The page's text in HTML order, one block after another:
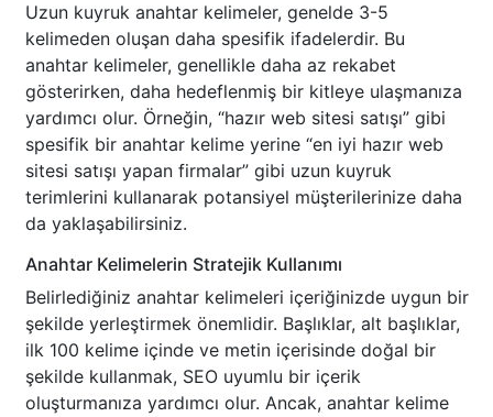
Uzun kuyruk anahtar kelimeler, genelde 3-5
kelimeden oluşan daha spesifik ifadelerdir. Bu
anahtar kelimeler, genellikle daha az rekabet
gösterirken, daha hedeflenmiş bir kitleye ulaşmanıza
yardımcı olur. Örneğin, “hazır web sitesi satışı” gibi
spesifik bir anahtar kelime yerine “en iyi hazır web
sitesi satışı yapan firmalar” gibi uzun kuyruk
terimlerini kullanarak potansiyel müşterilerinize daha
da yaklaşabilirsiniz.
Anahtar Kelimelerin Stratejik Kullanımı
Belirlediğiniz anahtar kelimeleri içeriğinizde uygun bir
şekilde yerleştirmek önemlidir. Başlıklar, alt başlıklar,
ilk 100 kelime içinde ve metin içerisinde doğal bir
şekilde kullanmak, SEO uyumlu bir içerik
oluşturmanıza yardımcı olur. Ancak, anahtar kelime